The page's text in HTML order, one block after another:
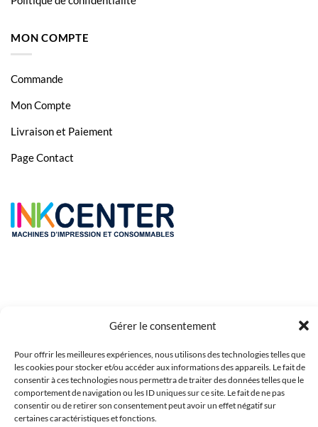
Gérer le consentement
Pour offrir les meilleures expériences, nous utilisons des technologies telles que
les cookies pour stocker et/ou accéder aux informations des appareils. Le fait de
consentir à ces technologies nous permettra de traiter des données telles que le
comportement de navigation ou les ID uniques sur ce site. Le fait de ne pas
consentir ou de retirer son consentement peut avoir un effet négatif sur
certaines caractéristiques et fonctions.
MON COMPTE
Commande
Mon Compte
Livraison et Paiement
Page Contact
Copyright 2023 © Inkcenter - Webdesign byMedia84